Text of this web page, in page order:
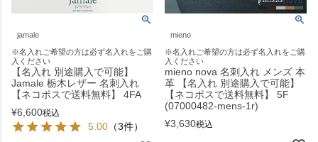
jamale
※名入れご希望の方は必ず名入れをご購
入ください
【名入れ 別途購入で可能】
Jamale 栃木レザー 名刺入れ
【ネコポスで送料無料】 4FA
¥6,600税込
5.00 （3件）
mieno
※名入れご希望の方は必ず名入れをご購
入ください
mieno nova 名刺入れ メンズ 本
革 【名入れ 別途購入で可能】
【ネコポスで送料無料】 5F
(07000482-mens-1r)
¥3,630税込